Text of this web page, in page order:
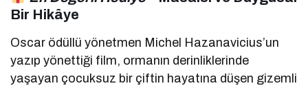
Bir Hikâye
Oscar ödüllü yönetmen Michel Hazanavicius’un
yazıp yönettiği film, ormanın derinliklerinde
yaşayan çocuksuz bir çiftin hayatına düşen gizemli